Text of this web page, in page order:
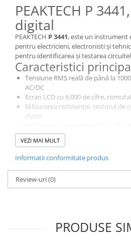
PEAKTECH P
digital
PEAKTECH P 3441, este un instrument
pentru electricieni, electronisti și
pentru identificarea și testarea
Caracteristici
Tensiune RMS reală de până la
AC/DC
Ecran LCD cu 6.000 de cifre,
Măsurarea rezistenței, testorul de
diode
serviciu
Funcția de măsurare a capacității
Funcția de măsurare a temperaturii
Valoare relativă, 4 ~ 20 mA% și
trece-jos
Funcție de păstrare a datelor,
De ce să alegi acest
PeakTech 3441 este un multimetru
VEZI MAI MULT
Informatii conformitate produs
Review-uri(0)
PRODUSE